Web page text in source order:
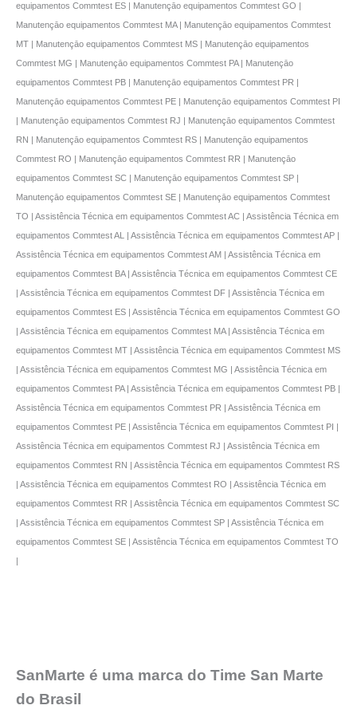
equipamentos Commtest ES | Manutençāo equipamentos Commtest GO |
Manutençāo equipamentos Commtest MA | Manutençāo equipamentos Commtest
MT | Manutençāo equipamentos Commtest MS | Manutençāo equipamentos
Commtest MG | Manutençāo equipamentos Commtest PA | Manutençāo
equipamentos Commtest PB | Manutençāo equipamentos Commtest PR |
Manutençāo equipamentos Commtest PE | Manutençāo equipamentos Commtest PI
| Manutençāo equipamentos Commtest RJ | Manutençāo equipamentos Commtest
RN | Manutençāo equipamentos Commtest RS | Manutençāo equipamentos
Commtest RO | Manutençāo equipamentos Commtest RR | Manutençāo
equipamentos Commtest SC | Manutençāo equipamentos Commtest SP |
Manutençāo equipamentos Commtest SE | Manutençāo equipamentos Commtest
TO | Assistência Técnica em equipamentos Commtest AC | Assistência Técnica em
equipamentos Commtest AL | Assistência Técnica em equipamentos Commtest AP |
Assistência Técnica em equipamentos Commtest AM | Assistência Técnica em
equipamentos Commtest BA | Assistência Técnica em equipamentos Commtest CE
| Assistência Técnica em equipamentos Commtest DF | Assistência Técnica em
equipamentos Commtest ES | Assistência Técnica em equipamentos Commtest GO
| Assistência Técnica em equipamentos Commtest MA | Assistência Técnica em
equipamentos Commtest MT | Assistência Técnica em equipamentos Commtest MS
| Assistência Técnica em equipamentos Commtest MG | Assistência Técnica em
equipamentos Commtest PA | Assistência Técnica em equipamentos Commtest PB |
Assistência Técnica em equipamentos Commtest PR | Assistência Técnica em
equipamentos Commtest PE | Assistência Técnica em equipamentos Commtest PI |
Assistência Técnica em equipamentos Commtest RJ | Assistência Técnica em
equipamentos Commtest RN | Assistência Técnica em equipamentos Commtest RS
| Assistência Técnica em equipamentos Commtest RO | Assistência Técnica em
equipamentos Commtest RR | Assistência Técnica em equipamentos Commtest SC
| Assistência Técnica em equipamentos Commtest SP | Assistência Técnica em
equipamentos Commtest SE | Assistência Técnica em equipamentos Commtest TO
SanMarte é uma marca do Time San Marte
do Brasil